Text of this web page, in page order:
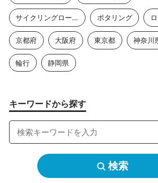
サイクリングロード ポタリング
京都府 大阪府 東京都 神奈川
輪行 静岡県
キーワードから探す
検索